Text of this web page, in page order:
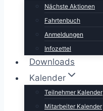
Nächste Aktionen
Fahrtenbuch
Anmeldungen
Infozettel
Downloads
Kalender
Teilnehmer Kalender
Mitarbeiter Kalender